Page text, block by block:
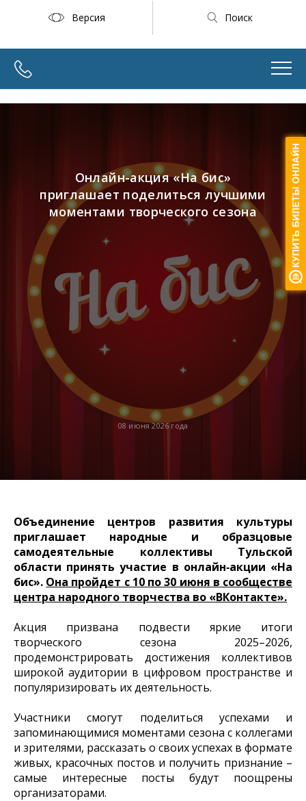
Версия Поиск
08 июня 2026 года
Онлайн-акция «На бис»
приглашает поделиться лучшими
моментами творческого сезона
Объединение центров развития культуры
приглашает народные и образцовые
самодеятельные коллективы Тульской
области принять участие в онлайн‑акции «На
бис». Она пройдет с 10 по 30 июня в сообществе
центра народного творчества во «ВКонтакте».
Акция призвана подвести яркие итоги
творческого сезона 2025–2026,
продемонстрировать достижения коллективов
широкой аудитории в цифровом пространстве и
популяризировать их деятельность.
Участники смогут поделиться успехами и
запоминающимися моментами сезона с коллегами
и зрителями, рассказать о своих успехах в формате
живых, красочных постов и получить признание –
самые интересные посты будут поощрены
организаторами.